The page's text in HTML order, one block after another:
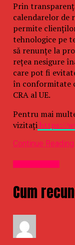
Prin
calendarelor de
permite
tehnologice pe
să renunțe la
rețea nesigure
care pot fi
în conformitate
CRA al UE.
Pentru mai
vizitațihttps://
Continue Reading
Cum